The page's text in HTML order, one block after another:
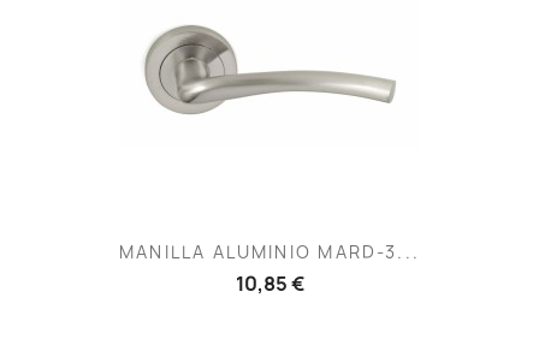
MANILLA ALUMINIO MARD-3...
10,85 €